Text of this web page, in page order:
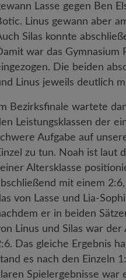
Lasse gegen Ben
Linus gewann aber
Silas konnte
Damit war das
Die beiden
Linus jeweils deutlich
Bezirksfinale wartete
Leistungsklassen der
Aufgabe auf
zu tun. Noah ist laut
Altersklasse
mit einem
von Lasse und Lia-
er in beiden
Linus und Silas war der
Das gleiche Ergebnis
es nach den Einzeln
Spielergebnisse